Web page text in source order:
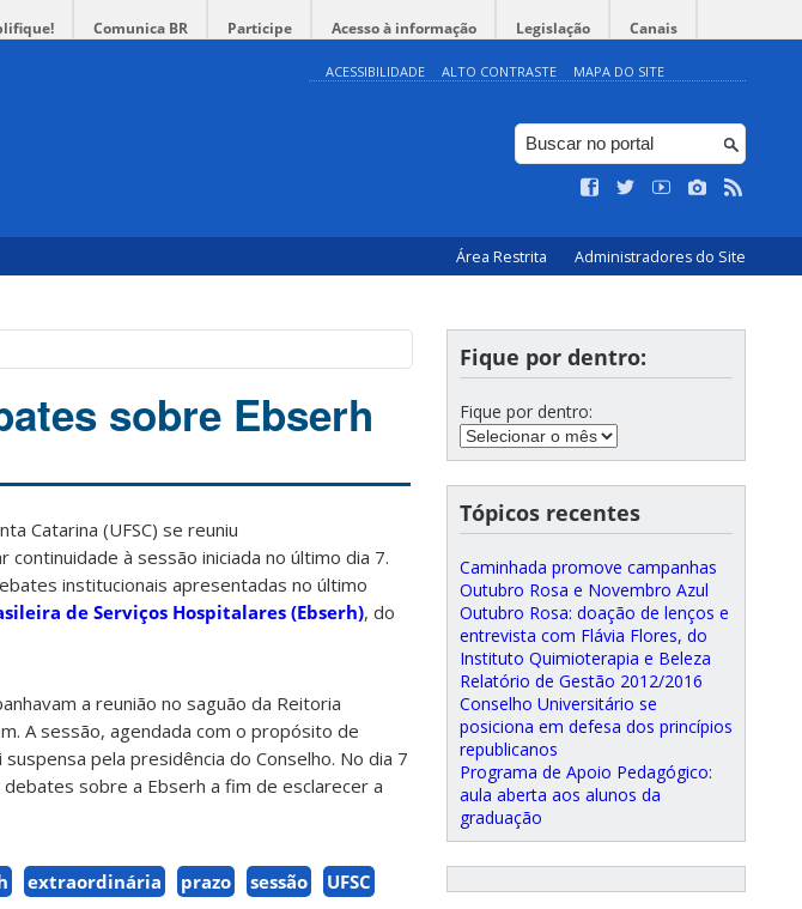
Comunica BR Participe Acesso à informação Legislação Canais
ACESSIBILIDADE ALTO CONTRASTE MAPA DO SITE
Área Restrita Administradores do Site
sobre Ebserh
Catarina (UFSC) se reuniu
à sessão iniciada no último dia 7.
institucionais apresentadas no último
de Serviços Hospitalares (Ebserh), do
a reunião no saguão da Reitoria
A sessão, agendada com o propósito de
pela presidência do Conselho. No dia 7
sobre a Ebserh a fim de esclarecer a
extraordinária prazo sessão UFSC
Fique por dentro:
Fique por dentro:
Tópicos recentes
Caminhada promove campanhas
Outubro Rosa e Novembro Azul
Outubro Rosa: doação de lenços e
entrevista com Flávia Flores, do
Instituto Quimioterapia e Beleza
Relatório de Gestão 2012/2016
Conselho Universitário se
posiciona em defesa dos princípios
republicanos
Programa de Apoio Pedagógico:
aula aberta aos alunos da
graduação